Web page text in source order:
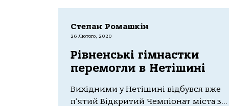
Степан Ромашкін
26 Лютого, 2020
Рівненські гімнастки
перемогли в Нетішині
Вихідними у Нетішині відбувся вже
п’ятий Відкритий Чемпіонат міста з...